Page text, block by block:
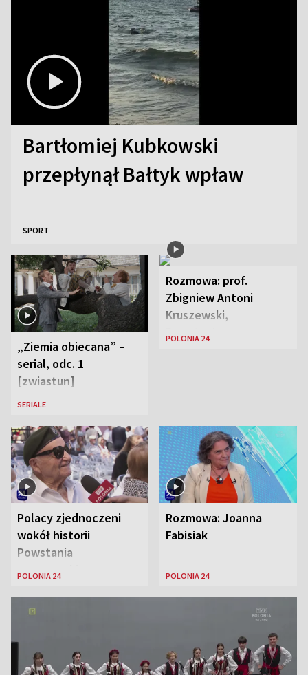
Bartłomiej Kubkowski
przepłynął Bałtyk wpław
SPORT
„Ziemia obiecana” –
serial, odc. 1
[zwiastun]
SERIALE
Rozmowa: prof.
Zbigniew Antoni
Kruszewski,
Powstaniec
POLONIA 24
Polacy zjednoczeni
wokół historii
Powstania
Warszawskiego
POLONIA 24
Rozmowa: Joanna
Fabisiak
POLONIA 24